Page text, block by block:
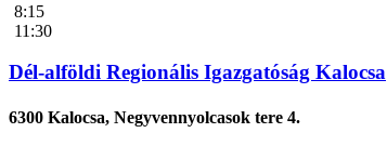
8:15
11:30
Dél-alföldi Regionális Igazgatóság Kalocsa
6300 Kalocsa, Negyvennyolcasok tere 4.